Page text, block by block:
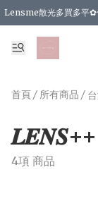
Lensme散光多買多平
台灣Karacon⁩✧日拋 特
日本韓國多款日/月拋
🇰🇷韓國多款月拋現貨
精選商品，任選買2件
精選商品，任選買2件
精選商品，任選買2件
精選商品，任選買2件
精選商品，任選買2件
精選商品，任選買2件
精選商品，任選買2件
精選商品，任選買2件
精選商品，任選買12件
精選商品，任選買2件
精選商品，任選買2件
購物滿 HKD 800.00即
首頁/ 所有商品 /
𝑳𝑬𝑵𝑺++
4項 商品